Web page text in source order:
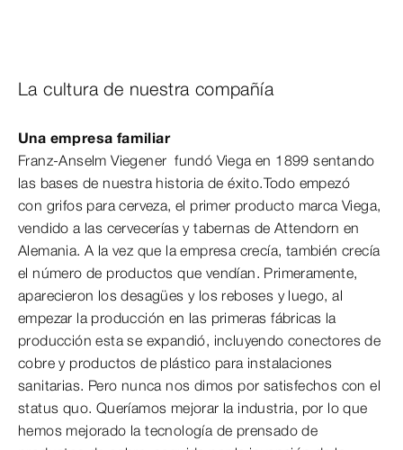
La cultura de nuestra compañía
Una empresa familiar
Franz-Anselm Viegener fundó Viega en 1899 sentando
las bases de nuestra historia de éxito.Todo empezó
con grifos para cerveza, el primer producto marca Viega,
vendido a las cervecerías y tabernas de Attendorn en
Alemania. A la vez que la empresa crecía, también crecía
el número de productos que vendían. Primeramente,
aparecieron los desagües y los reboses y luego, al
empezar la producción en las primeras fábricas la
producción esta se expandió, incluyendo conectores de
cobre y productos de plástico para instalaciones
sanitarias. Pero nunca nos dimos por satisfechos con el
status quo. Queríamos mejorar la industria, por lo que
hemos mejorado la tecnología de prensado de